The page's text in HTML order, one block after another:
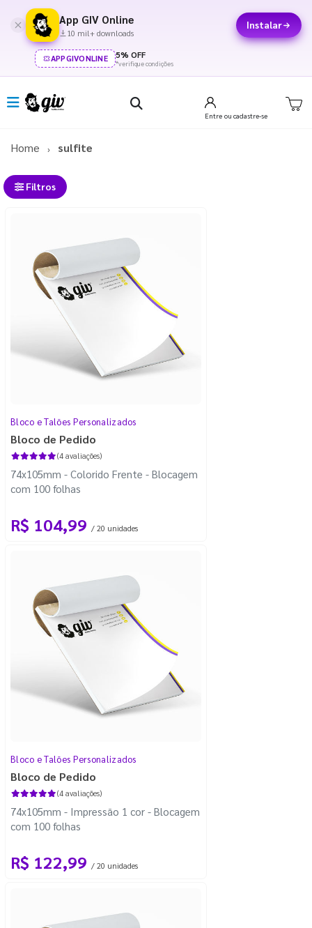
App GIV Online
10 mil+ downloads
Instalar
APPGIVONLINE 5% OFF
*verifique condições
Entre ou cadastre-se
Home sulfite
Filtros
Bloco e Talões Personalizados
Bloco de Pedido
(4 avaliações)
74x105mm - Colorido Frente - Blocagem
com 100 folhas
R$ 104,99 / 20 unidades
Bloco e Talões Personalizados
Bloco de Pedido
(4 avaliações)
74x105mm - Impressão 1 cor - Blocagem
com 100 folhas
R$ 122,99 / 20 unidades